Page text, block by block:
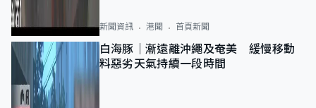
新聞資訊 港聞 首頁新聞
白海豚｜漸遠離沖繩及奄美 緩慢移動
料惡劣天氣持續一段時間